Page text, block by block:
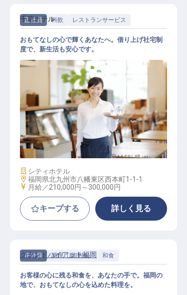
正社員 料飲 レストランサービス
宴会サービススタッフ（経験者）
千草ホテル
おもてなしの心で輝くあなたへ。借り上げ社宅制
度で、新生活も安心です。
施設業態
シティホテル
勤務地
福岡県北九州市八幡東区西本町1-1-1
給与
月給／210,000円～ 300,000円
キープする 詳しく見る
正社員 調理（調理師） 和食
グランドハイアット福岡
お客様の心に残る和食を、あなたの手で。福岡の
地で、おもてなしの心を込めた料理を。